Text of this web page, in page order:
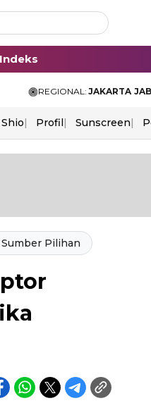
Indeks
REGIONAL: JAKARTA
Shio Profil Sunscreen
Pilihan